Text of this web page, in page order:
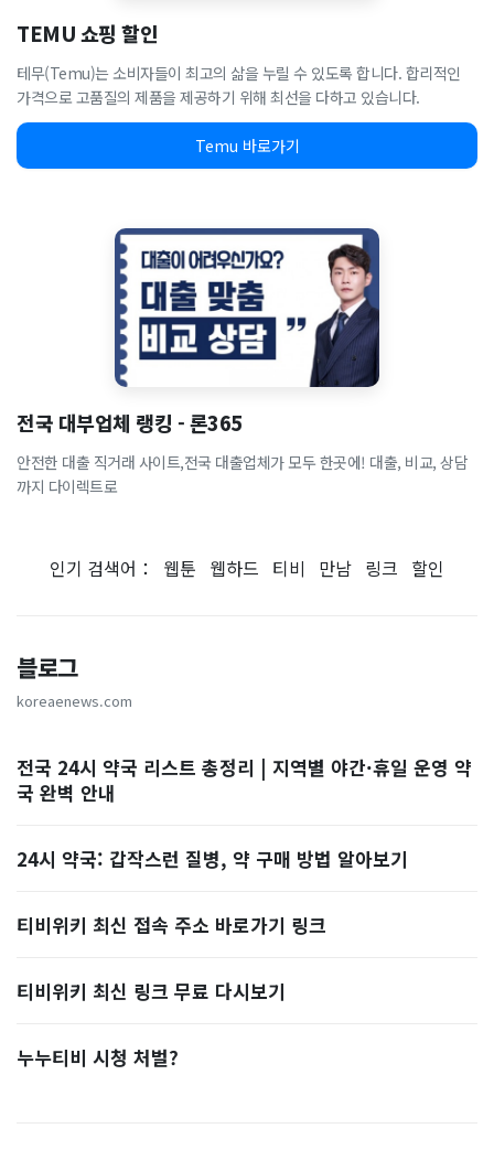
TEMU 쇼핑 할인
테무(Temu)는 소비자들이 최고의 삶을 누릴 수 있도록 합니다. 합리적인
가격으로 고품질의 제품을 제공하기 위해 최선을 다하고 있습니다.
Temu 바로가기
전국 대부업체 랭킹 - 론365
안전한 대출 직거래 사이트,전국 대출업체가 모두 한곳에! 대출, 비교, 상담
까지 다이렉트로
인기 검색어： 웹툰 웹하드 티비 만남 링크 할인
블로그
koreaenews.com
전국 24시 약국 리스트 총정리 | 지역별 야간·휴일 운영 약
국 완벽 안내
24시 약국: 갑작스런 질병, 약 구매 방법 알아보기
티비위키 최신 접속 주소 바로가기 링크
티비위키 최신 링크 무료 다시보기
누누티비 시청 처벌?